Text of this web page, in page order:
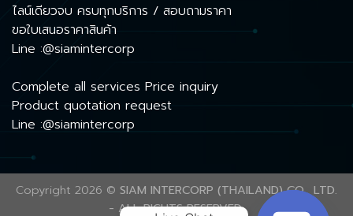
ไลน์เดียวจบ ครบทุกบริการ / สอบถามราคา
ขอใบเสนอราคาสินค้า
Line :@siamintercorp
Complete all services Price inquiry
Product quotation request
Line :@siamintercorp
Copyright 2026 © SIAM INTERCORP (THAILAND) CO., LTD.
- ALL RIGHTS RESERVED.